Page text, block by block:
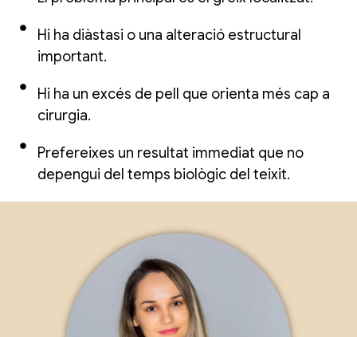
Hi ha diàstasi o una alteració estructural
important.
Hi ha un excés de pell que orienta més cap a
cirurgia.
Prefereixes un resultat immediat que no
depengui del temps biològic del teixit.